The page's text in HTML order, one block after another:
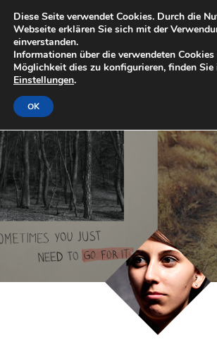
Diese Seite verwendet Cookies. Durch die
Webseite erklären Sie sich mit der
einverstanden.
Informationen über die verwendeten
Möglichkeit dies zu konfigurieren, finden Sie
Einstellungen.
OK